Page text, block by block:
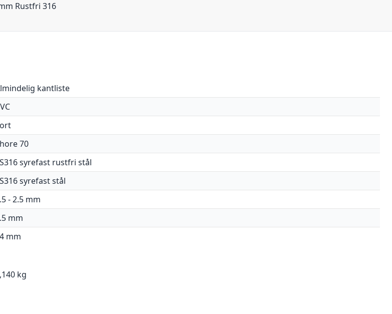
Rustfri 316
kantliste
70
syrefast rustfri stål
syrefast stål
- 2.5 mm
mm
mm
kg